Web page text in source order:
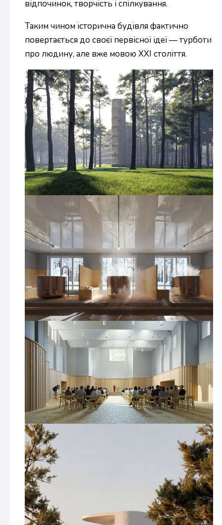
відпочинок, творчість і спілкування.
Таким чином історична будівля фактично
повертається до своєї первісної ідеї — турботи
про людину, але вже мовою XXI століття.